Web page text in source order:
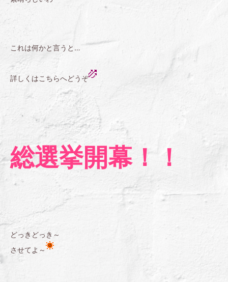
これは何かと言うと…
詳しくはこちらへどうぞ
総選挙開幕！！
どっきどっき～
させてよ～